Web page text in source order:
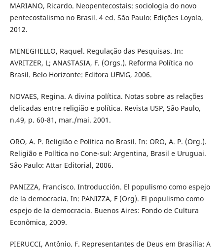
MARIANO, Ricardo. Neopentecostais: sociologia do novo
pentecostalismo no Brasil. 4 ed. São Paulo: Edições Loyola,
2012.
MENEGHELLO, Raquel. Regulação das Pesquisas. In:
AVRITZER, L; ANASTASIA, F. (Orgs.). Reforma Política no
Brasil. Belo Horizonte: Editora UFMG, 2006.
NOVAES, Regina. A divina política. Notas sobre as relações
delicadas entre religião e política. Revista USP, São Paulo,
n.49, p. 60-81, mar./mai. 2001.
ORO, A. P. Religião e Política no Brasil. In: ORO, A. P. (Org.).
Religião e Política no Cone-sul: Argentina, Brasil e Uruguai.
São Paulo: Attar Editorial, 2006.
PANIZZA, Francisco. Introducción. El populismo como espejo
de la democracia. In: PANIZZA, F (Org). El populismo como
espejo de la democracia. Buenos Aires: Fondo de Cultura
Econômica, 2009.
PIERUCCI, Antônio. F. Representantes de Deus em Brasília: A